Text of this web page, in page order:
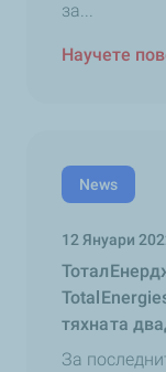
за...
Научете
News
12 Януари
тяхната
За